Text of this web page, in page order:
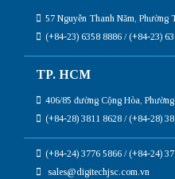
57 Nguyễn Thanh Năm, Phường
(+84-23) 6358 8886 / (+84-23)
TP. HCM
406/85 đường Cộng Hòa,
(+84-28) 3811 8628 / (+84-28)
(+84-24) 3776 5866 / (+84-24)
sales@digitechjsc.com.vn